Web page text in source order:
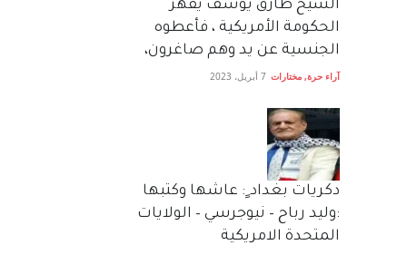
الشيخ طارق يوسف يقهر
الحكومة الأمريكية ، فأعطوه
الجنسية عن يد وهم صاغرون،
آراء حرة, مختارات 7 أبريل، 2023
دكريات بغداد ٍ: عاشها وكتبها
:وليد رباح – نيوجرسي – الولايات
المتحدة الامريكية